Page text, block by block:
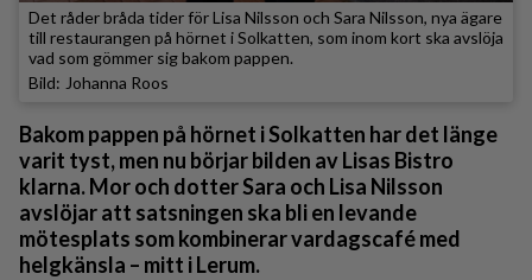
Det råder bråda tider för Lisa Nilsson och Sara Nilsson, nya ägare
till restaurangen på hörnet i Solkatten, som inom kort ska avslöja
vad som gömmer sig bakom pappen.
Johanna Roos
Bakom pappen på hörnet i Solkatten har det länge
varit tyst, men nu börjar bilden av Lisas Bistro
klarna. Mor och dotter Sara och Lisa Nilsson
avslöjar att satsningen ska bli en levande
mötesplats som kombinerar vardagscafé med
helgkänsla – mitt i Lerum.